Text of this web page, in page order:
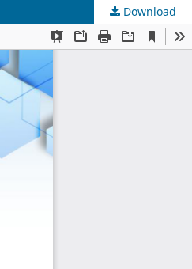
Download